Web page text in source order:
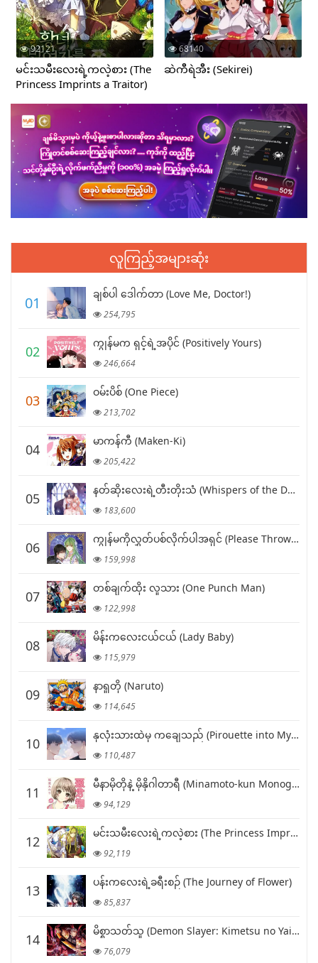
92121
မင်းသမီးလေးရဲ့ကလဲ့စား (The
Princess Imprints a Traitor)
68140
ဆဲကီရဲအီး (Sekirei)
လူကြည့်အများဆုံး
01 ချစ်ပါ ဒေါက်တာ (Love Me, Doctor!)
254,795
02
ကျွန်မက ရှင့်ရဲ့အပိုင် (Positively Yours)
246,664
03
ဝမ်းပိစ် (One Piece)
213,702
04
မာကန်ကီ (Maken-Ki)
205,422
05
နတ်ဆိုးလေးရဲ့တီးတိုးသံ (Whispers of the Devil)
183,600
06
ကျွန်မကိုလွှတ်ပစ်လိုက်ပါအရှင် (Please Throw Me Away)
159,998
07
တစ်ချက်ထိုး လူသား (One Punch Man)
122,998
08
မိန်းကလေးငယ်ငယ် (Lady Baby)
115,979
09
နာရူတို (Naruto)
114,645
10
နှလုံးသားထဲမှ ကချေသည် (Pirouette into My Heart)
110,487
11
မီနာမိုတိုနဲ့ မိုနိုဂါတာရီ (Minamoto-kun Monogatari)
94,129
12
မင်းသမီးလေးရဲ့ကလဲ့စား (The Princess Imprints a Traitor)
92,119
13
ပန်းကလေးရဲ့ခရီးစဉ် (The Journey of Flower)
85,837
14
မိစ္စာသတ်သူ (Demon Slayer: Kimetsu no Yaiba)
76,079